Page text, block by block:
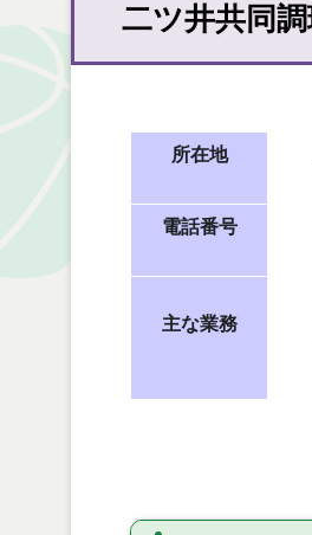
二ツ井共同
所在地
電話番号
主な業務